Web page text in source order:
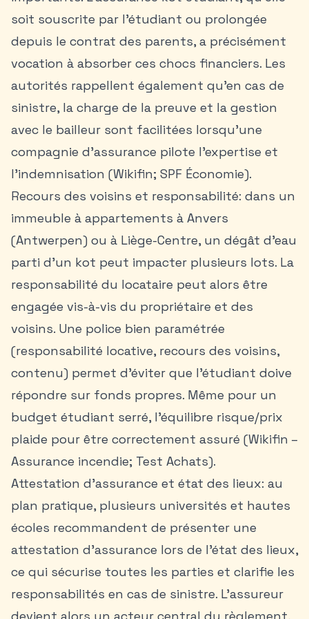
soit souscrite par l’étudiant ou prolongée
depuis le contrat des parents, a précisément
vocation à absorber ces chocs financiers. Les
autorités rappellent également qu’en cas de
sinistre, la charge de la preuve et la gestion
avec le bailleur sont facilitées lorsqu’une
compagnie d’assurance pilote l’expertise et
l’indemnisation (Wikifin; SPF Économie).
Recours des voisins et responsabilité: dans un
immeuble à appartements à Anvers
(Antwerpen) ou à Liège-Centre, un dégât d’eau
parti d’un kot peut impacter plusieurs lots. La
responsabilité du locataire peut alors être
engagée vis-à-vis du propriétaire et des
voisins. Une police bien paramétrée
(responsabilité locative, recours des voisins,
contenu) permet d’éviter que l’étudiant doive
répondre sur fonds propres. Même pour un
budget étudiant serré, l’équilibre risque/prix
plaide pour être correctement assuré (Wikifin –
Assurance incendie; Test Achats).
Attestation d’assurance et état des lieux: au
plan pratique, plusieurs universités et hautes
écoles recommandent de présenter une
attestation d’assurance lors de l’état des lieux,
ce qui sécurise toutes les parties et clarifie les
responsabilités en cas de sinistre. L’assureur